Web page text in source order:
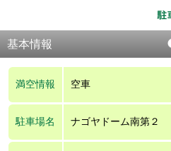
基本情報
満空情報 空車
駐車場名 ナゴヤドーム南第２